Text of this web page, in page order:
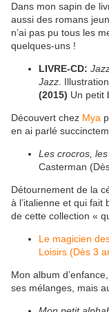
Dans mon sapin de
aussi des romans
n’ai pas pu tous les
quelques-uns !
LIVRE-CD:
Jazz .
(2015) Un petit
Découvert chez Mya
en ai parlé
Les crocros,
Casterman
Détournement de la
à l’italienne et qui fait
de cette collection «
Le magicien
Loisirs (Dès 3
Mon album
ses mélanges, mais